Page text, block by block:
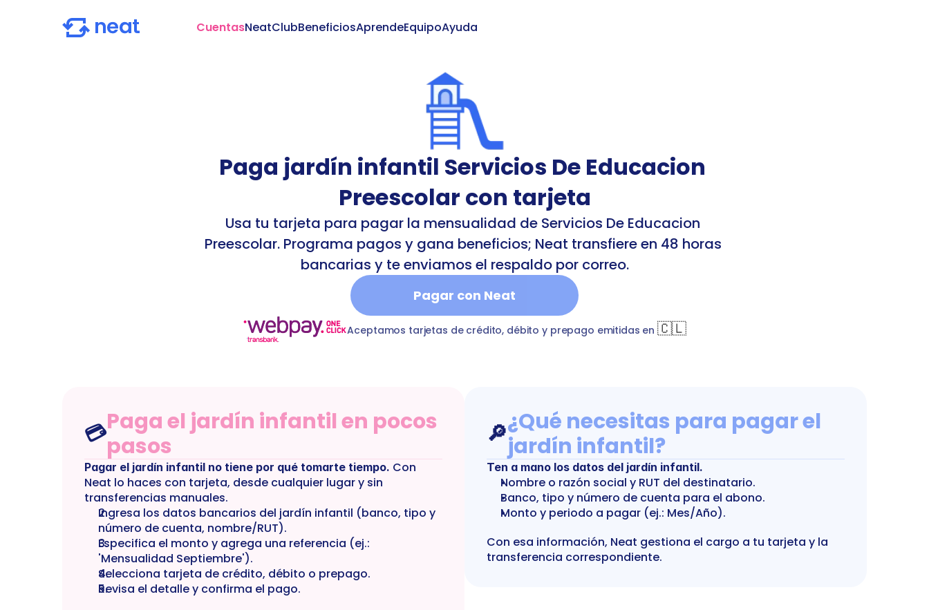
CuentasNeatClubBeneficiosAprendeEquipoAyuda
Paga jardín infantil Servicios De Educacion
Preescolar con tarjeta
Usa tu tarjeta para pagar la mensualidad de Servicios De Educacion
Preescolar. Programa pagos y gana beneficios; Neat transfiere en 48 horas
bancarias y te enviamos el respaldo por correo.
Pagar con Neat
jardin-infantil-servicios-de-educacion-preescolarTkindergartenServicios De Educación Preescolar
Aceptamos tarjetas de crédito, débito y prepago emitidas en 🇨🇱
💳Paga el jardín infantil en pocos
pasos
Pagar el jardín infantil no tiene por qué tomarte tiempo. Con
Neat lo haces con tarjeta, desde cualquier lugar y sin
transferencias manuales.
Ingresa los datos bancarios del jardín infantil (banco, tipo y
número de cuenta, nombre/RUT).
Especifica el monto y agrega una referencia (ej.:
'Mensualidad Septiembre').
Selecciona tarjeta de crédito, débito o prepago.
Revisa el detalle y confirma el pago.
🔎¿Qué necesitas para pagar el
jardín infantil?
Ten a mano los datos del jardín infantil.
Nombre o razón social y RUT del destinatario.
Banco, tipo y número de cuenta para el abono.
Monto y periodo a pagar (ej.: Mes/Año).
Con esa información, Neat gestiona el cargo a tu tarjeta y la
transferencia correspondiente.